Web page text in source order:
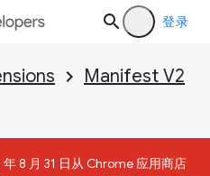
登录
Manifest V2
8 月 31 日从 Chrome 应用商店